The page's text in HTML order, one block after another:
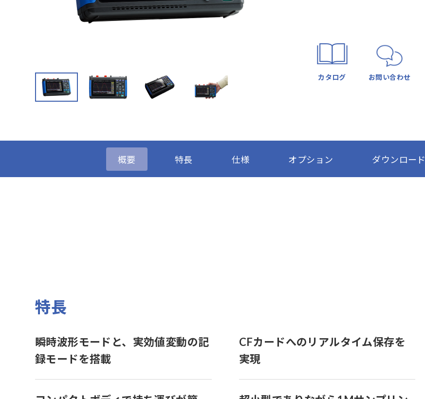
カタログ お問い合わせ
概要 特長 仕様 オプション ダウンロード
特長
瞬時波形モードと、実効値変動の記
録モードを搭載
CFカードへのリアルタイム保存を
実現